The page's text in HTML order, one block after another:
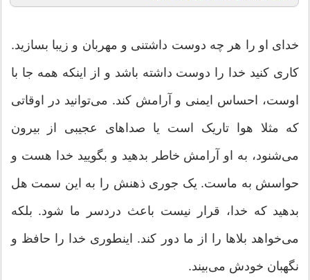
خدای او را هر چه دوست داشتنی و مهربان و زیبا بسازید.
کاری کنید خدا را دوست داشته باشد و از اینکه همه جا با
اوست، احساس ایمنی و آرامش کند. می‌توانید در اوقاتی
که مثلا هوا تاریک است یا صداهای عجیبی از بیرون
می‌شنود، به او آرامش خاطر بدهید و بگویید خدا هست و
حواسش به ماست. یک جوری ذهنش را به این سمت هل
بدهید که خدا، قرار نیست باعث دردسر ما شود. بلکه
می‌خواهد بلاها را از ما دور کند. اینطوری خدا را حافظ و
نگهبان خودش می‌بیند.